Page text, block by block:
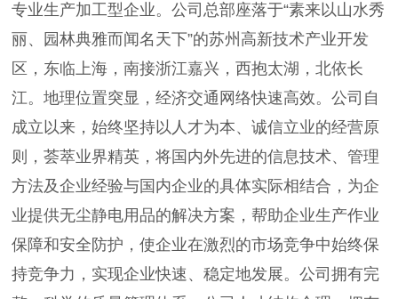
专业生产加工型企业。公司总部座落于“素来以山水秀
丽、园林典雅而闻名天下”的苏州高新技术产业开发
区，东临上海，南接浙江嘉兴，西抱太湖，北依长
江。地理位置突显，经济交通网络快速高效。公司自
成立以来，始终坚持以人才为本、诚信立业的经营原
则，荟萃业界精英，将国内外先进的信息技术、管理
方法及企业经验与国内企业的具体实际相结合，为企
业提供无尘静电用品的解决方案，帮助企业生产作业
保障和安全防护，使企业在激烈的市场竞争中始终保
持竞争力，实现企业快速、稳定地发展。公司拥有完